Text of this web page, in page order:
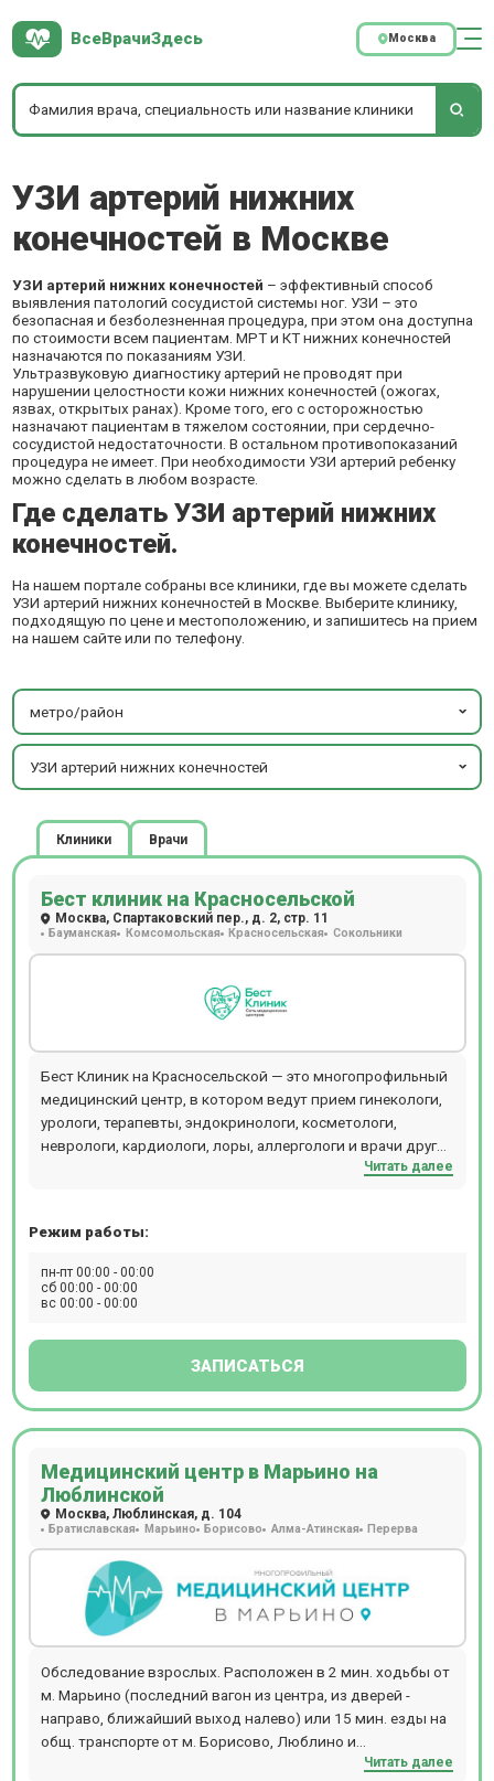
ВсеВрачиЗдесь Москва
УЗИ артерий нижних
конечностей в Москве
УЗИ артерий нижних конечностей – эффективный способ
выявления патологий сосудистой системы ног. УЗИ – это
безопасная и безболезненная процедура, при этом она доступна
по стоимости всем пациентам. МРТ и КТ нижних конечностей
назначаются по показаниям УЗИ.
Ультразвуковую диагностику артерий не проводят при
нарушении целостности кожи нижних конечностей (ожогах,
язвах, открытых ранах). Кроме того, его с осторожностью
назначают пациентам в тяжелом состоянии, при сердечно-
сосудистой недостаточности. В остальном противопоказаний
процедура не имеет. При необходимости УЗИ артерий ребенку
можно сделать в любом возрасте.
Где сделать УЗИ артерий нижних
конечностей.
На нашем портале собраны все клиники, где вы можете сделать
УЗИ артерий нижних конечностей в Москве. Выберите клинику,
подходящую по цене и местоположению, и запишитесь на прием
на нашем сайте или по телефону.
метро/район
УЗИ артерий нижних конечностей
Клиники Врачи
Бест клиник на Красносельской
Москва, Спартаковский пер., д. 2, стр. 11
Бауманская Комсомольская Красносельская Сокольники
Бест Клиник на Красносельской — это многопрофильный
медицинский центр, в котором ведут прием гинекологи,
урологи, терапевты, эндокринологи, косметологи,
неврологи, кардиологи, лоры, аллергологи и врачи других
специальностей. Центр объединяет стационар,
физиотерапии, косметологии, пластической хирургии,
диагностическом отделении можно пройти КТ, МРТ
рентген, разные виды УЗИ, сдать экспресс-анализы
оборудование - аппарат ИВЛ Dixion, LigaSure, PLASMAJET,
Компьютерная томография проводится на томографе
SIEMENS SOMATOM go.Up. Магнитно-резонансная
томография проводится на томографе SIEMENS
MAGNETOM ALTEA 1.5T, рентген - на аппарате GE Brivo XR
575. Стоматологи используют в работе микроскоп Carl
ZEISS, а КТ-снимок зубов можно сделать на томографе
Planmeca ProMax 3D Plus. Косметологи Бест Клиник
используют в работе лазеры CandelaCO2RE и
Lumenis M22. МРТ в клинике на Красносельской работает
24/7
Читать далее
Режим работы:
пн-пт 00:00 - 00:00
сб 00:00 - 00:00
вс 00:00 - 00:00
ЗАПИСАТЬСЯ
Медицинский центр в Марьино на
Люблинской
Москва, Люблинская, д. 104
Братиславская Марьино Борисово Алма-Атинская Перерва
Обследование взрослых. Расположен в 2 мин. ходьбы от
м. Марьино (последний вагон из центра, из дверей -
направо, ближайший выход налево) или 15 мин. езды на
общ. транспорте от м. Борисово, Люблино и
Шипиловская. Прием происходит по предварительной
Читать далее